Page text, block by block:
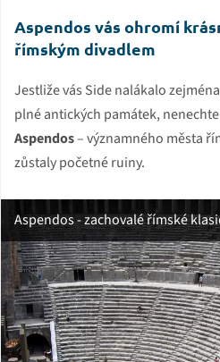
Aspendos vás ohromí
římským divadlem
Jestliže vás Side nalákalo
plné antických památek,
Aspendos– významného města
zůstaly početné ruiny.
Aspendos - zachovalé římské